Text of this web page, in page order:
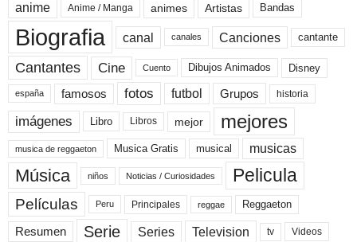
anime Anime / Manga animes Artistas Bandas
Biografia canal canales Canciones cantante
Cantantes Cine Cuento Dibujos Animados Disney
españa famosos fotos futbol Grupos historia
imágenes Libro Libros mejor mejores
musica de reggaeton Musica Gratis musical musicas
Música niños Noticias / Curiosidades Pelicula
Películas Peru Principales reggae Reggaeton
Resumen Serie Series Television tv Videos